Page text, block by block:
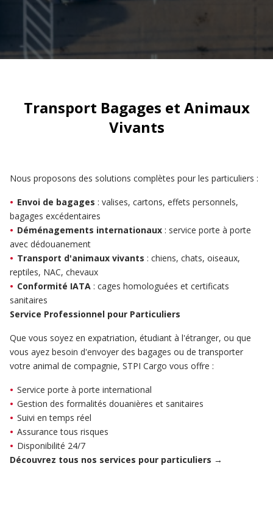
Transport Bagages et Animaux
Vivants
Nous proposons des solutions complètes pour les particuliers :
Envoi de bagages : valises, cartons, effets personnels,
bagages excédentaires
Déménagements internationaux : service porte à porte
avec dédouanement
Transport d'animaux vivants : chiens, chats, oiseaux,
reptiles, NAC, chevaux
Conformité IATA : cages homologuées et certificats
sanitaires
Service Professionnel pour Particuliers
Que vous soyez en expatriation, étudiant à l'étranger, ou que
vous ayez besoin d'envoyer des bagages ou de transporter
votre animal de compagnie, STPI Cargo vous offre :
Service porte à porte international
Gestion des formalités douanières et sanitaires
Suivi en temps réel
Assurance tous risques
Disponibilité 24/7
Découvrez tous nos services pour particuliers →